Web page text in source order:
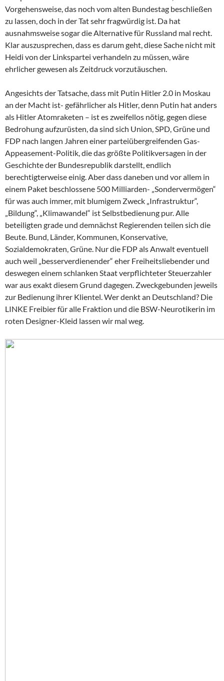
Vorgehensweise, das noch vom alten Bundestag beschließen
zu lassen, doch in der Tat sehr fragwürdig ist. Da hat
ausnahmsweise sogar die Alternative für Russland mal recht.
Klar auszusprechen, dass es darum geht, diese Sache nicht mit
Heidi von der Linkspartei verhandeln zu müssen, wäre
ehrlicher gewesen als Zeitdruck vorzutäuschen.
Angesichts der Tatsache, dass mit Putin Hitler 2.0 in Moskau
an der Macht ist- gefährlicher als Hitler, denn Putin hat anders
als Hitler Atomraketen – ist es zweifellos nötig, gegen diese
Bedrohung aufzurüsten, da sind sich Union, SPD, Grüne und
FDP nach langen Jahren einer parteiübergreifenden Gas-
Appeasement-Politik, die das größte Politikversagen in der
Geschichte der Bundesrepublik darstellt, endlich
berechtigterweise einig. Aber dass daneben und vor allem in
einem Paket beschlossene 500 Milliarden- „Sondervermögen“
für was auch immer, mit blumigem Zweck „Infrastruktur“,
„Bildung“, „Klimawandel“ ist Selbstbedienung pur. Alle
beteiligten grade und demnächst Regierenden teilen sich die
Beute. Bund, Länder, Kommunen, Konservative,
Sozialdemokraten, Grüne. Nur die FDP als Anwalt eventuell
auch weil „besserverdienender“ eher Freiheitsliebender und
deswegen einem schlanken Staat verpflichteter Steuerzahler
war aus exakt diesem Grund dagegen. Zweckgebunden jeweils
zur Bedienung ihrer Klientel. Wer denkt an Deutschland? Die
LINKE Freibier für alle Fraktion und die BSW-Neurotikerin im
roten Designer-Kleid lassen wir mal weg.